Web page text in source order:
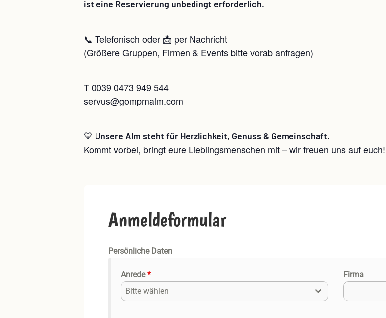
ist eine Reservierung unbedingt erforderlich.
📞 Telefonisch oder 📩 per Nachricht
(Größere Gruppen, Firmen & Events bitte vorab anfragen)
T 0039 0473 949 544
servus@gompmalm.com
💛 Unsere Alm steht für Herzlichkeit, Genuss & Gemeinschaft.
Kommt vorbei, bringt eure Lieblingsmenschen mit – wir freuen uns auf euch!
Anmeldeformular
Persönliche Daten
Anrede*
Bitte wählen
Firma